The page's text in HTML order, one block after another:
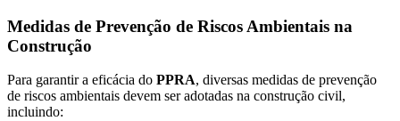
Medidas de Prevenção de Riscos Ambientais na
Construção
Para garantir a eficácia do PPRA, diversas medidas de prevenção
de riscos ambientais devem ser adotadas na construção civil,
incluindo: